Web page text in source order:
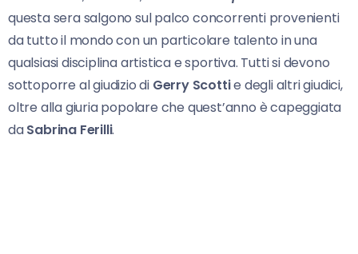
questa sera salgono sul palco concorrenti provenienti
da tutto il mondo con un particolare talento in una
qualsiasi disciplina artistica e sportiva. Tutti si devono
sottoporre al giudizio di Gerry Scottie degli altri giudici,
oltre alla giuria popolare che quest’anno è capeggiata
daSabrina Ferilli.